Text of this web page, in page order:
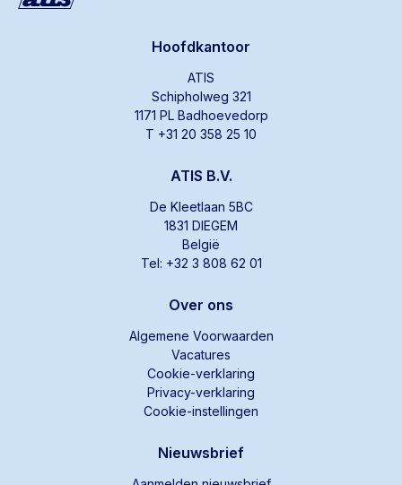
Hoofdkantoor
ATIS
Schipholweg 321
1171 PL Badhoevedorp
T +31 20 358 25 10
ATIS B.V.
De Kleetlaan 5BC
1831 DIEGEM
België
Tel: +32 3 808 62 01
Over ons
Algemene Voorwaarden
Vacatures
Cookie-verklaring
Privacy-verklaring
Cookie-instellingen
Nieuwsbrief